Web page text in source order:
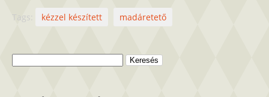
Tags: kézzel készített madáretető